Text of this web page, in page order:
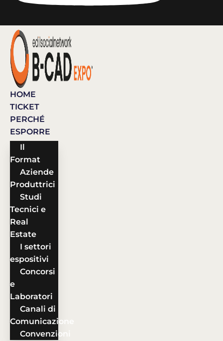
HOME
TICKET
PERCHÉ
ESPORRE
Il
Format
Aziende
Produttrici
Studi
Tecnici e
Real
Estate
I settori
espositivi
Concorsi
e
Laboratori
Canali di
Comunicazione
Convenzioni